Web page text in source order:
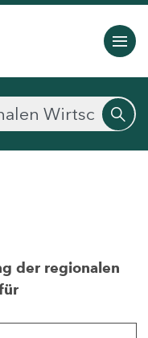
der regionalen